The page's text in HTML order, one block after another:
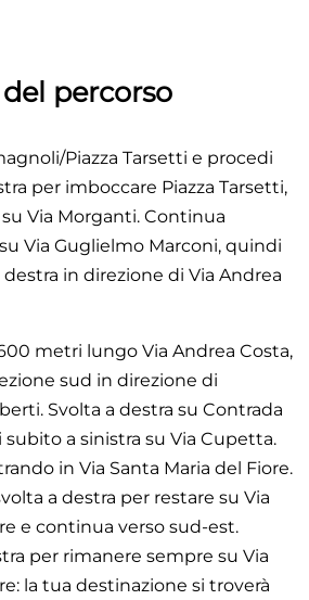
percorso
Piazza Tarsetti e procedi
per imboccare Piazza Tarsetti,
Via Morganti. Continua
Via Guglielmo Marconi, quindi
in direzione di Via Andrea
metri lungo Via Andrea Costa,
sud in direzione di
Svolta a destra su Contrada
subito a sinistra su Via Cupetta.
in Via Santa Maria del Fiore.
a destra per restare su Via
e continua verso sud-est.
per rimanere sempre su Via
la tua destinazione si troverà